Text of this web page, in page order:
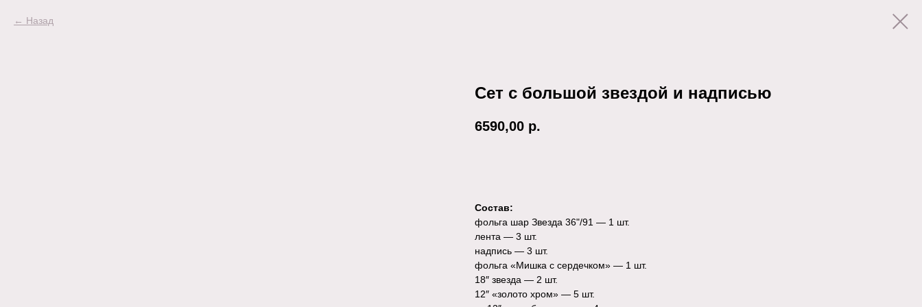
Назад
Сет с большой звездой и надписью
6590,00 р.
Состав:
фольга шар Звезда 36"/91 — 1 шт.
лента — 3 шт.
надпись — 3 шт.
фольга «Мишка с сердечком» — 1 шт.
18″ звезда — 2 шт.
12″ «золото хром» — 5 шт.